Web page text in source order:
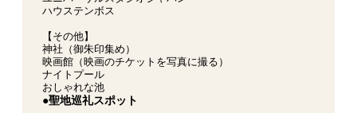
ハウステンボス
【その他】
神社（御朱印集め）
映画館（映画のチケットを写真に撮る）
ナイトプール
おしゃれな池
●聖地巡礼スポット